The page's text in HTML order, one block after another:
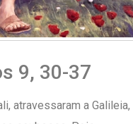
9, 30-37
atravessaram a